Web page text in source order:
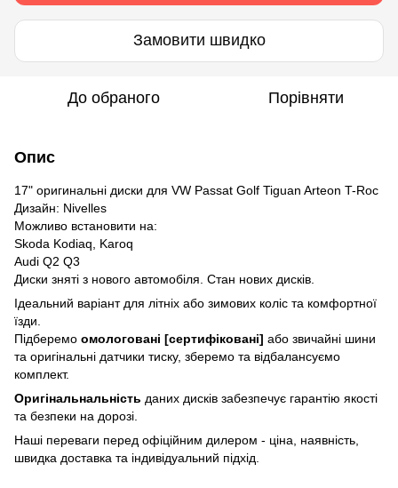
Замовити швидко
До обраного Порівняти
Опис
17" оригинальні диски для VW Passat Golf Tiguan Arteon T-Roc
Дизайн: Nivelles
Можливо встановити на:
Skoda Kodiaq, Karoq
Audi Q2 Q3
Диски зняті з нового автомобіля. Стан нових дисків.
Ідеальний варіант для літніх або зимових коліс та комфортної
їзди.
Підберемо омологовані [сертифіковані] або звичайні шини
та оригінальні датчики тиску, зберемо та відбалансуємо
комплект.
Оригінальнальність даних дисків забезпечує гарантію якості
та безпеки на дорозі.
Наші переваги перед офіційним дилером - ціна, наявність,
швидка доставка та індивідуальний підхід.